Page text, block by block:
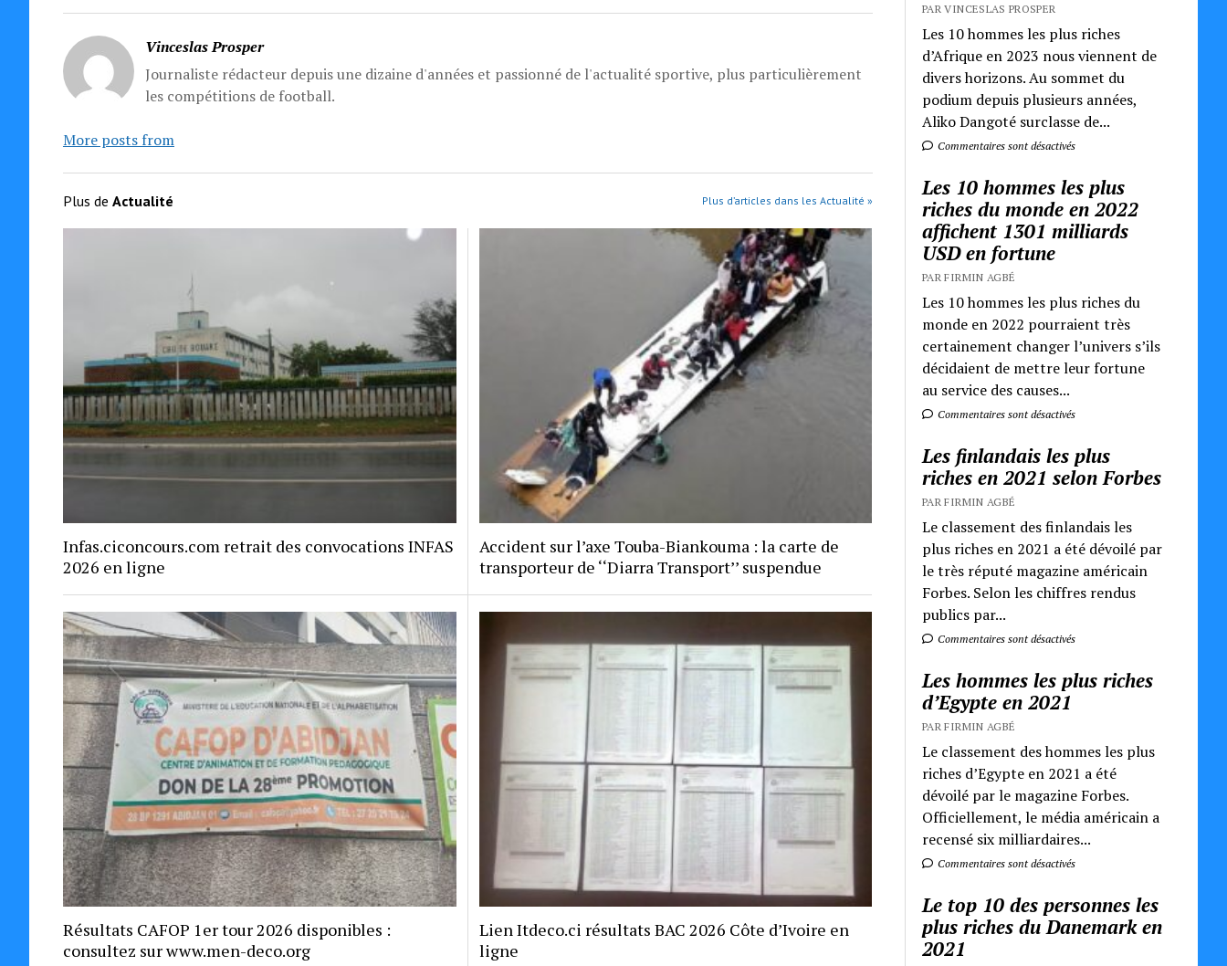
Vinceslas Prosper
Journaliste rédacteur depuis une dizaine d'années et passionné de l'actualité sportive, plus particulièrement
les compétitions de football.
More posts from
Plus de Actualité Plus d’articles dans les Actualité »
Infas.ciconcours.com retrait des convocations INFAS
2026 en ligne
Accident sur l’axe Touba-Biankouma : la carte de
transporteur de ‘‘Diarra Transport’’ suspendue
Résultats CAFOP 1er tour 2026 disponibles :
consultez sur www.men-deco.org
Lien Itdeco.ci résultats BAC 2026 Côte d’Ivoire en
ligne
PAR VINCESLAS PROSPER
Les 10 hommes les plus riches
d’Afrique en 2023 nous viennent de
divers horizons. Au sommet du
podium depuis plusieurs années,
Aliko Dangoté surclasse de...
Commentaires sont désactivés
Les 10 hommes les plus
riches du monde en 2022
affichent 1301 milliards
USD en fortune
PAR FIRMIN AGBÉ
Les 10 hommes les plus riches du
monde en 2022 pourraient très
certainement changer l’univers s’ils
décidaient de mettre leur fortune
au service des causes...
Commentaires sont désactivés
Les finlandais les plus
riches en 2021 selon Forbes
PAR FIRMIN AGBÉ
Le classement des finlandais les
plus riches en 2021 a été dévoilé par
le très réputé magazine américain
Forbes. Selon les chiffres rendus
publics par...
Commentaires sont désactivés
Les hommes les plus riches
d’Egypte en 2021
PAR FIRMIN AGBÉ
Le classement des hommes les plus
riches d’Egypte en 2021 a été
dévoilé par le magazine Forbes.
Officiellement, le média américain a
recensé six milliardaires...
Commentaires sont désactivés
Le top 10 des personnes les
plus riches du Danemark en
2021